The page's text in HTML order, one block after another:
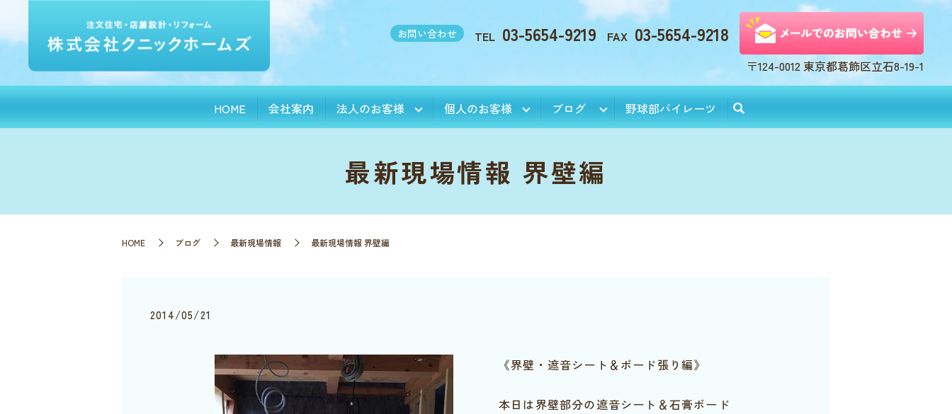
お問い合わせ TEL 03-5654-9219 FAX 03-5654-9218
〒124-0012 東京都葛飾区立石8-19-1
HOME 会社案内 法人のお客様 個人のお客様 ブログ 野球部パイレーツ
最新現場情報 界壁編
HOME ブログ 最新現場情報 最新現場情報 界壁編
2014/05/21
《界壁・遮音シート＆ボード張り編》
本日は界壁部分の遮音シート＆石膏ボード